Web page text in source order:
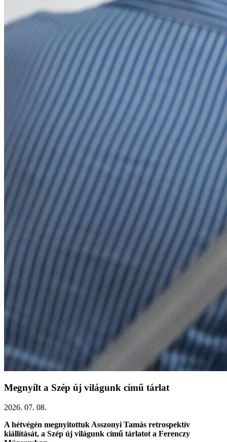
Megnyílt a Szép új világunk című tárlat
2026. 07. 08.
A hétvégén megnyitottuk Asszonyi Tamás retrospektív
kiállítását, a Szép új világunk című tárlatot a Ferenczy